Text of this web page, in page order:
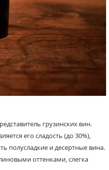
грузинских вин.
его сладость (до 30%),
полусладкие и десертные вина.
оттенками, слегка